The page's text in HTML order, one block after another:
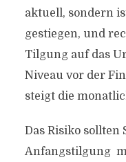
aktuell, sondern
gestiegen, und
Tilgung auf das
Niveau vor der
steigt die
Das Risiko sollten
Anfangstilgung 